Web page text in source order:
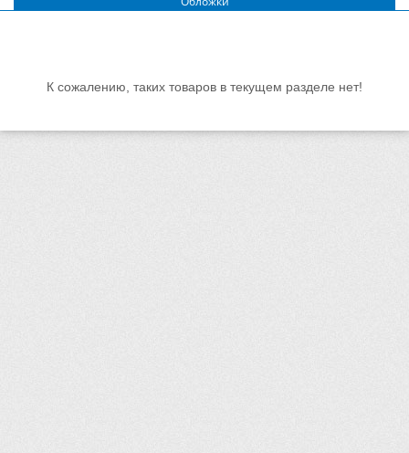
К сожалению, таких товаров в текущем разделе нет!